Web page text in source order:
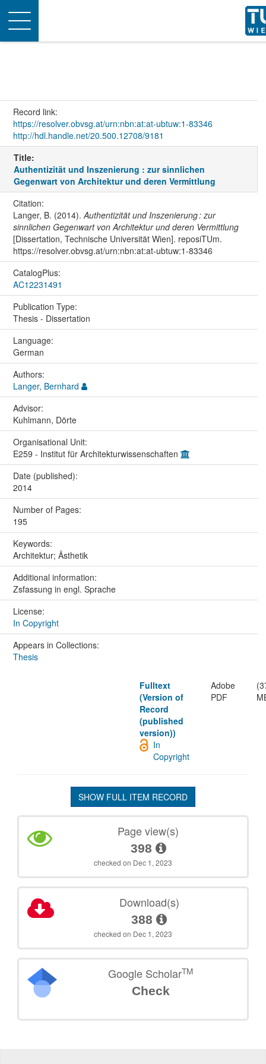
Toggle
navigation
Record link:
https://resolver.obvsg.at/urn:nbn:at:at-ubtuw:1-83346
http://hdl.handle.net/20.500.12708/9181
Title:
Authentizität und Inszenierung : zur sinnlichen
Gegenwart von Architektur und deren Vermittlung
Citation:
Langer, B. (2014).Authentizität und Inszenierung : zur
sinnlichen Gegenwart von Architektur und deren Vermittlung
[Dissertation, Technische Universität Wien]. reposiTUm.
https://resolver.obvsg.at/urn:nbn:at:at-ubtuw:1-83346
CatalogPlus:
AC12231491
Publication Type:
Thesis - Dissertation
Language:
German
Authors:
Langer, Bernhard
Advisor:
Kuhlmann, Dörte
Organisational Unit:
E259 - Institut für Architekturwissenschaften
Date (published):
2014
Number of Pages:
195
Keywords:
Architektur; Ästhetik
Additional information:
Zsfassung in engl. Sprache
License:
In Copyright
Appears in Collections:
Thesis
Fulltext
(Version of
Record
(published
version))
Adobe
PDF
In
Copyright
SHOW FULL ITEM RECORD
Page view(s)
398
checked on Dec 1, 2023
Download(s)
388
checked on Dec 1, 2023
Google ScholarTM
Check